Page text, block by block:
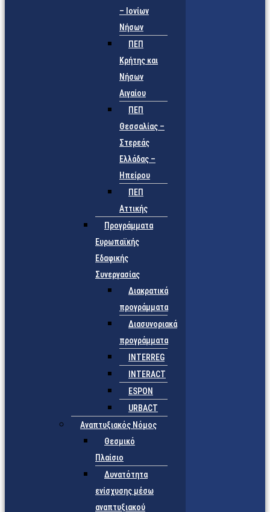
– Ιονίων
Νήσων
ΠΕΠ
Κρήτης και
Νήσων
Αιγαίου
ΠΕΠ
Θεσσαλίας –
Στερεάς
Ελλάδας –
Ηπείρου
ΠΕΠ
Αττικής
Προγράμματα
Ευρωπαϊκής
Εδαφικής
Συνεργασίας
Διακρατικά
προγράμματα
Διασυνοριακά
προγράμματα
INTERREG
INTERACT
ESPON
URBACT
Αναπτυξιακός Νόμος
Θεσμικό
Πλαίσιο
Δυνατότητα
ενίσχυσης μέσω
αναπτυξιακού